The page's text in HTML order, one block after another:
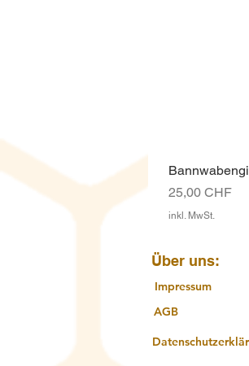
Preis
25,00 CHF
inkl. MwSt.
Über uns:
Impressum
AGB